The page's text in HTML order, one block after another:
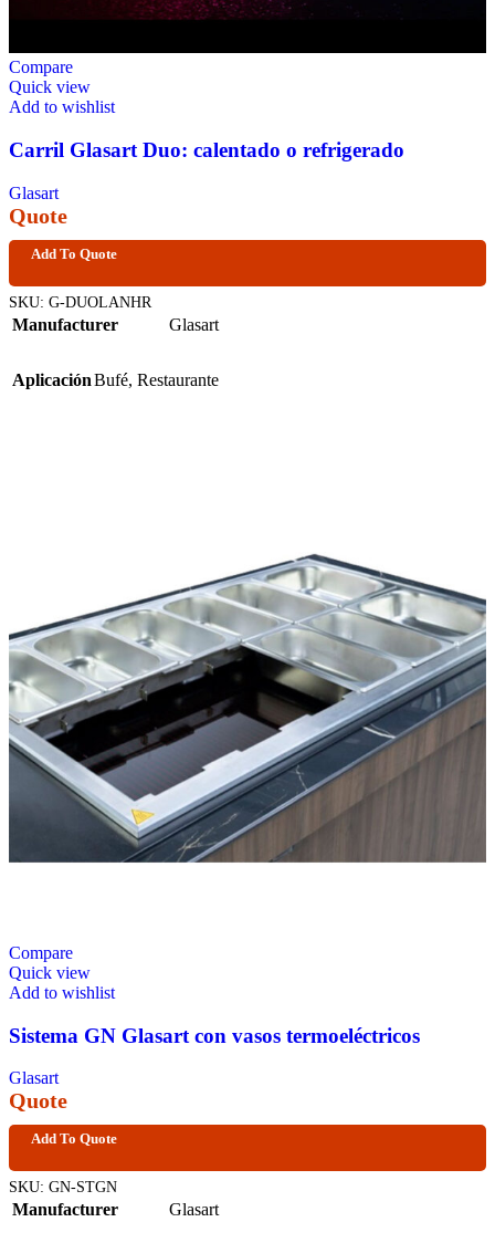
Compare
Quick view
Add to wishlist
Carril Glasart Duo: calentado o refrigerado
Glasart
Quote
Add To Quote
SKU: G-DUOLANHR
Manufacturer Glasart
AplicaciónBufé, Restaurante
Compare
Quick view
Add to wishlist
Sistema GN Glasart con vasos termoeléctricos
Glasart
Quote
Add To Quote
SKU: GN-STGN
Manufacturer Glasart